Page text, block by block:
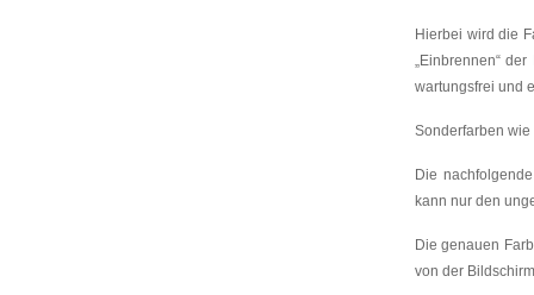
Hierbei wird die
„Einbrennen“
wartungsfrei und
Sonderfarben wie
Die
kann nur den
Die genauen
von der